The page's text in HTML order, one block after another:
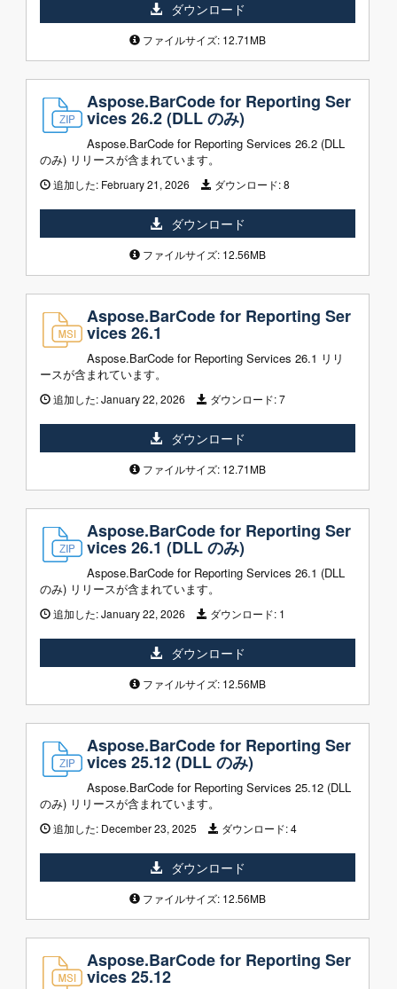
ダウンロード
ファイルサイズ: 12.71MB
Aspose.BarCode for Reporting Ser
vices 26.2 (DLL のみ)
Aspose.BarCode for Reporting Services 26.2 (DLL
のみ) リリースが含まれています。
追加した: February 21, 2026 ダウンロード:8
ダウンロード
ファイルサイズ: 12.56MB
Aspose.BarCode for Reporting Ser
vices 26.1
Aspose.BarCode for Reporting Services 26.1 リリ
ースが含まれています。
追加した:January 22, 2026 ダウンロード:7
ダウンロード
ファイルサイズ: 12.71MB
Aspose.BarCode for Reporting Ser
vices 26.1 (DLL のみ)
Aspose.BarCode for Reporting Services 26.1 (DLL
のみ) リリースが含まれています。
追加した:January 22, 2026 ダウンロード: 1
ダウンロード
ファイルサイズ: 12.56MB
Aspose.BarCode for Reporting Ser
vices 25.12 (DLL のみ)
Aspose.BarCode for Reporting Services 25.12 (DLL
のみ) リリースが含まれています。
追加した: December 23, 2025 ダウンロード:4
ダウンロード
ファイルサイズ: 12.56MB
Aspose.BarCode for Reporting Ser
vices 25.12